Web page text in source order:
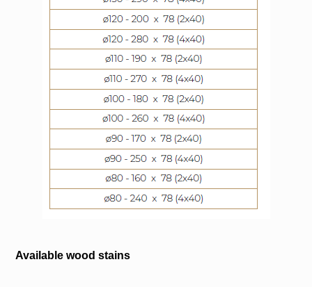
Available wood stains